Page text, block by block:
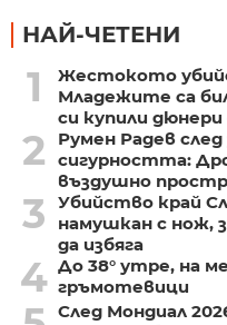
НАЙ-ЧЕТЕНИ
1
Жестокото
Младежите са
си купили
2
Румен Радев
сигурността:
въздушно
3
Убийство край
намушкан с нож,
да избяга
4 До 38° утре, на
гръмотевици
След Мондиал